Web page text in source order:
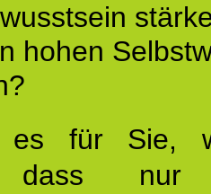
hohen
es für Sie,
dass